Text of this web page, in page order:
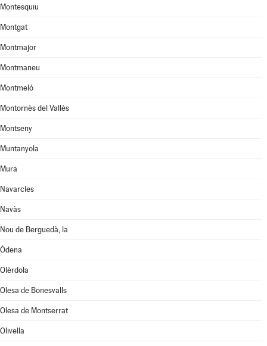
Montesquiu
Montgat
Montmajor
Montmaneu
Montmeló
Montornès del Vallès
Montseny
Muntanyola
Mura
Navarcles
Navàs
Nou de Berguedà, la
Òdena
Olèrdola
Olesa de Bonesvalls
Olesa de Montserrat
Olivella